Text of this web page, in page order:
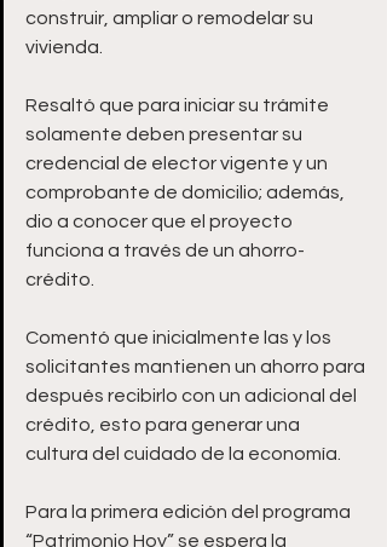
construir, ampliar o remodelar su
vivienda.
Resaltó que para iniciar su trámite
solamente deben presentar su
credencial de elector vigente y un
comprobante de domicilio; además,
dio a conocer que el proyecto
funciona a través de un ahorro-
crédito.
Comentó que inicialmente las y los
solicitantes mantienen un ahorro para
después recibirlo con un adicional del
crédito, esto para generar una
cultura del cuidado de la economía.
Para la primera edición del programa
“Patrimonio Hoy” se espera la